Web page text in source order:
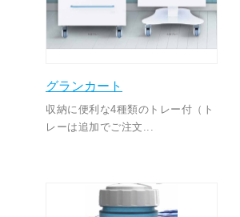
グランカート
収納に便利な4種類のトレー付（ト
レーは追加でご注文...